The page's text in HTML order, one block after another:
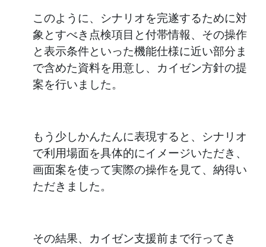
このように、シナリオを完遂するために対
象とすべき点検項目と付帯情報、その操作
と表示条件といった機能仕様に近い部分ま
で含めた資料を用意し、カイゼン方針の提
案を行いました。
もう少しかんたんに表現すると、シナリオ
で利用場面を具体的にイメージいただき、
画面案を使って実際の操作を見て、納得い
ただきました。
その結果、カイゼン支援前まで行ってき